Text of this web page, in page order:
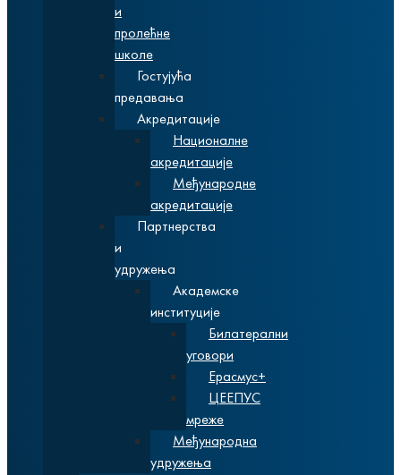
и
пролећне
школе
Гостујућа
предавања
Акредитације
Националне
акредитације
Међународне
акредитације
Партнерства
и
удружења
Академске
институције
Билатерални
уговори
Ерасмус+
ЦЕЕПУС
мреже
Међународна
удружења